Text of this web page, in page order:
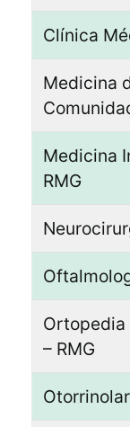
Clínica
Medicina
Medicina
RMG
Ortopedia
– RMG